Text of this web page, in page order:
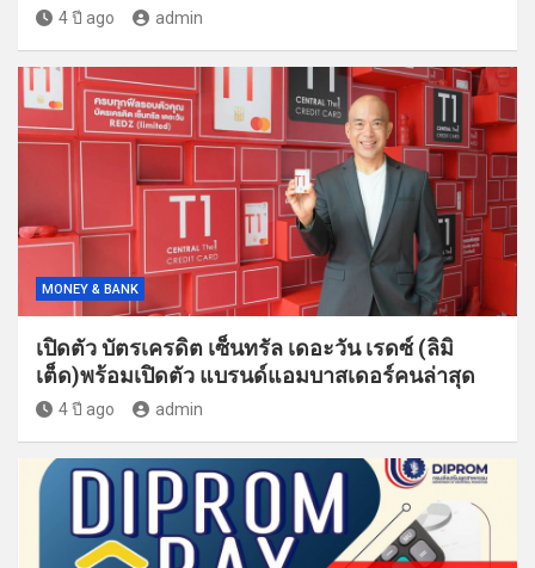
4 ปี ago admin
MONEY & BANK
เปิดตัว บัตรเครดิต เซ็นทรัล เดอะวัน เรดซ์ (ลิมิ
เต็ด)พร้อมเปิดตัว แบรนด์แอมบาสเดอร์คนล่าสุด
4 ปี ago admin